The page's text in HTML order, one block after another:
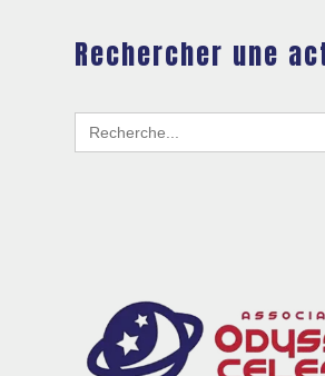
Rechercher une
Search
for: